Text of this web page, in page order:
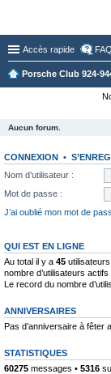
Accès rapide FAQ
Porsche Club 924-
Aucun forum.
CONNEXION •
Nom d’utilisateur :
Mot de passe :
J’ai oublié mon mot de
QUI EST EN LIGNE
Au total il y a 45
nombre d’utilisateurs
Le record du nombre
ANNIVERSAIRES
Pas d’anniversaire à fêter
STATISTIQUES
60275 messages • 5316